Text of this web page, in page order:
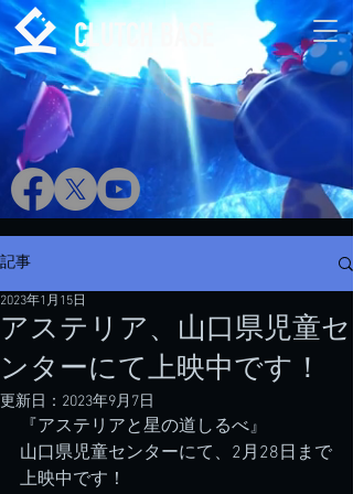
記事
アステリア、山口県児童セ
ンターにて上映中です！
2023年1月15日
更新日： 2023年9月7日
『アステリアと星の道しるべ』
山口県児童センターにて、2月28日まで
上映中です！